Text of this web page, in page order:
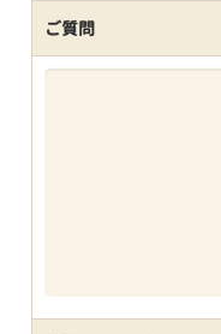
ご質問